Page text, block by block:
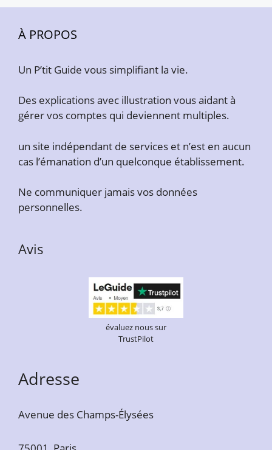
À PROPOS
Un P’tit Guide vous simplifiant la vie.
Des explications avec illustration vous aidant à
gérer vos comptes qui deviennent multiples.
un site indépendant de services et n’est en aucun
cas l’émanation d’un quelconque établissement.
Ne communiquer jamais vos données
personnelles.
Avis
évaluez nous sur
TrustPilot
Adresse
Avenue des Champs-Élysées